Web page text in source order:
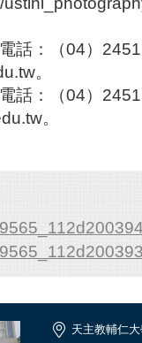
話：（04）
。
話：（04）
。
天主教輔仁